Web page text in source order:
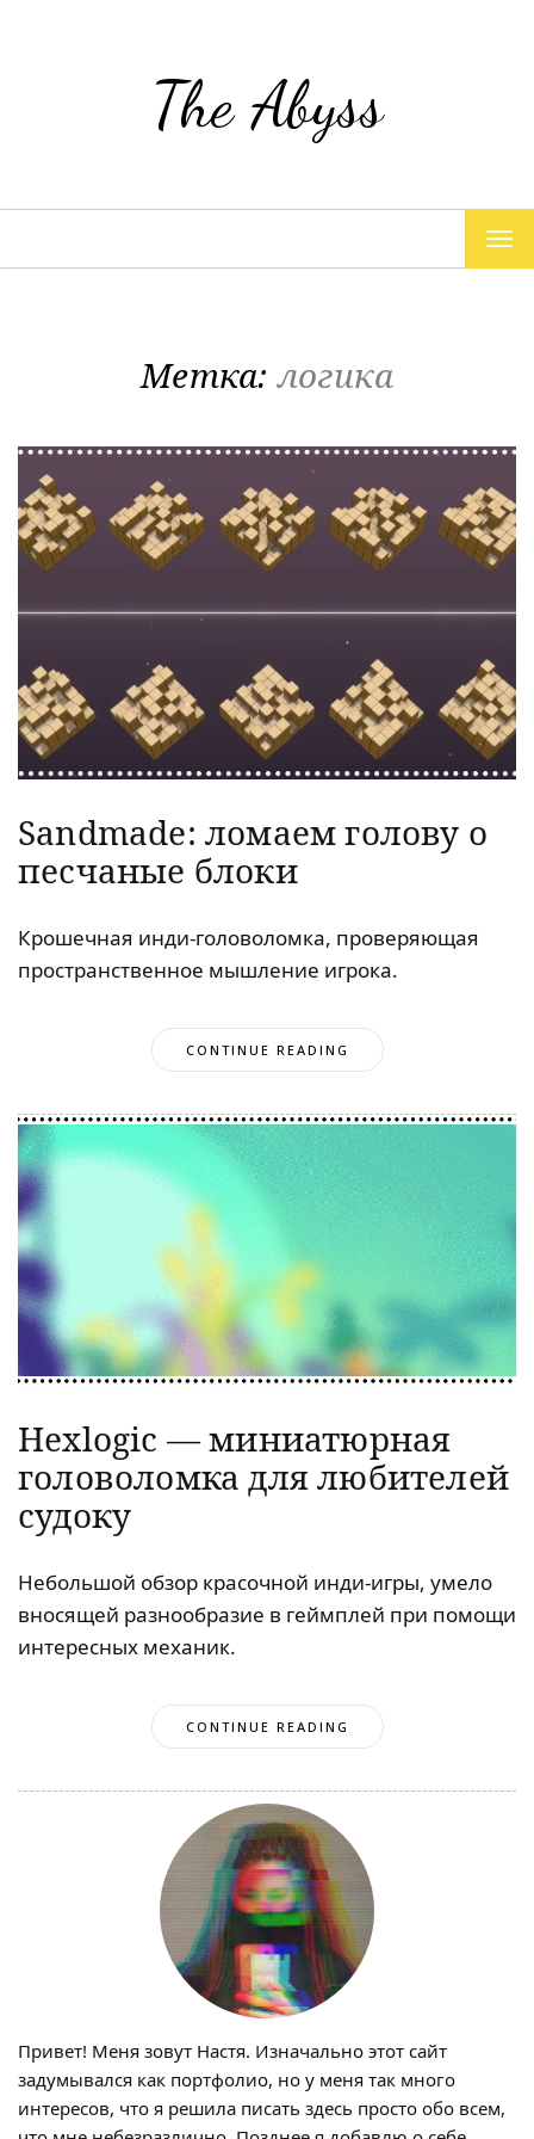
The Abyss
Метка: логика
Sandmade: ломаем голову о
песчаные блоки
Крошечная инди-головоломка, проверяющая
пространственное мышление игрока.
CONTINUE READING
Hexlogic — миниатюрная
головоломка для любителей
судоку
Небольшой обзор красочной инди-игры, умело
вносящей разнообразие в геймплей при помощи
интересных механик.
CONTINUE READING
Привет! Меня зовут Настя. Изначально этот сайт
задумывался как портфолио, но у меня так много
интересов, что я решила писать здесь просто обо всем,